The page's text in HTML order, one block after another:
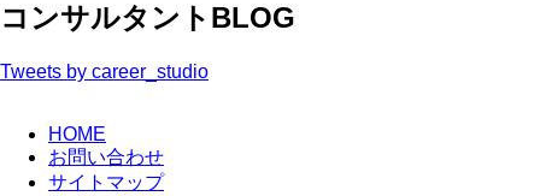
コンサルタントBLOG
Tweets by career_studio
HOME
お問い合わせ
サイトマップ